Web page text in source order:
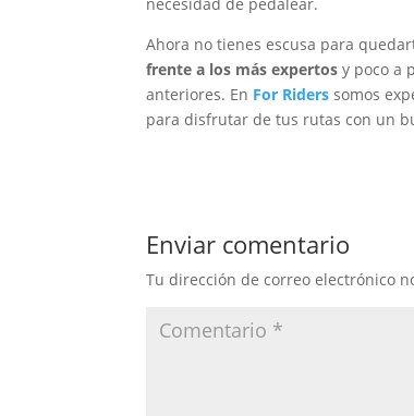
Ahora no tienes escusa para
frente a los más expertos y poco a
anteriores. En For Riders somos
para disfrutar de tus rutas con un
Enviar comentario
Tu dirección de correo electrónico